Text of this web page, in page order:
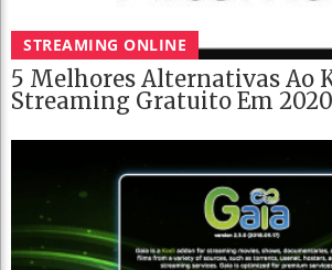
STREAMING ONLINE
5 Melhores Alternativas Ao
Streaming Gratuito Em 2020